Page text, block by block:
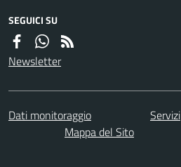
SEGUICI SU
Newsletter
Dati monitoraggio Servizi
Mappa del Sito